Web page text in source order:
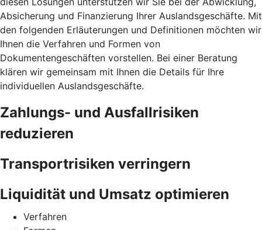
Absicherung und Finanzierung Ihrer Auslandsgeschäfte. Mit
den folgenden Erläuterungen und Definitionen möchten wir
Ihnen die Verfahren und Formen von
Dokumentengeschäften vorstellen. Bei einer Beratung
klären wir gemeinsam mit Ihnen die Details für Ihre
individuellen Auslandsgeschäfte.
Zahlungs- und Ausfallrisiken
reduzieren
Transportrisiken verringern
Liquidität und Umsatz optimieren
Verfahren